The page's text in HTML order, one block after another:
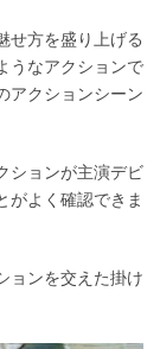
せ方を盛り上げる
うなアクションで
アクションシーン
ションが主演デビ
がよく確認できま
ョンを交えた掛け